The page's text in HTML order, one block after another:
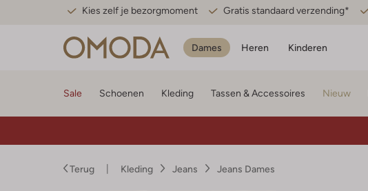
Kies zelf je bezorgmoment Gratis standaard verzending*
Dames Heren Kinderen
Sale Schoenen Kleding Tassen & Accessoires Nieuw
Terug Kleding Jeans Jeans Dames